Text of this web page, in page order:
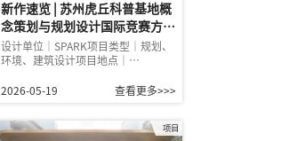
新作速览 | 苏州虎丘科普基地概
念策划与规划设计国际竞赛方案
（SPARK）
设计单位｜SPARK项目类型｜规划、
环境、建筑设计项目地点｜…
2026-05-19 查看更多>>>
项目